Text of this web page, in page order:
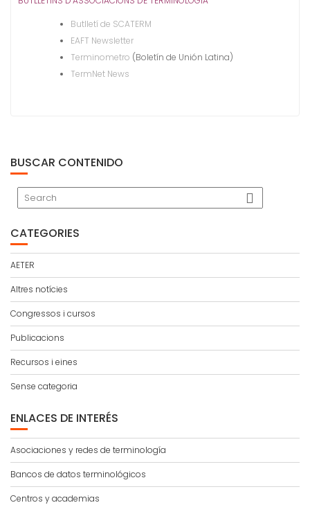
Butlletí de SCATERM
EAFT Newsletter
Terminometro (Boletín de Unión Latina)
TermNet News
BUSCAR CONTENIDO
CATEGORIES
AETER
Altres notícies
Congressos i cursos
Publicacions
Recursos i eines
Sense categoria
ENLACES DE INTERÉS
Asociaciones y redes de terminología
Bancos de datos terminológicos
Centros y academias